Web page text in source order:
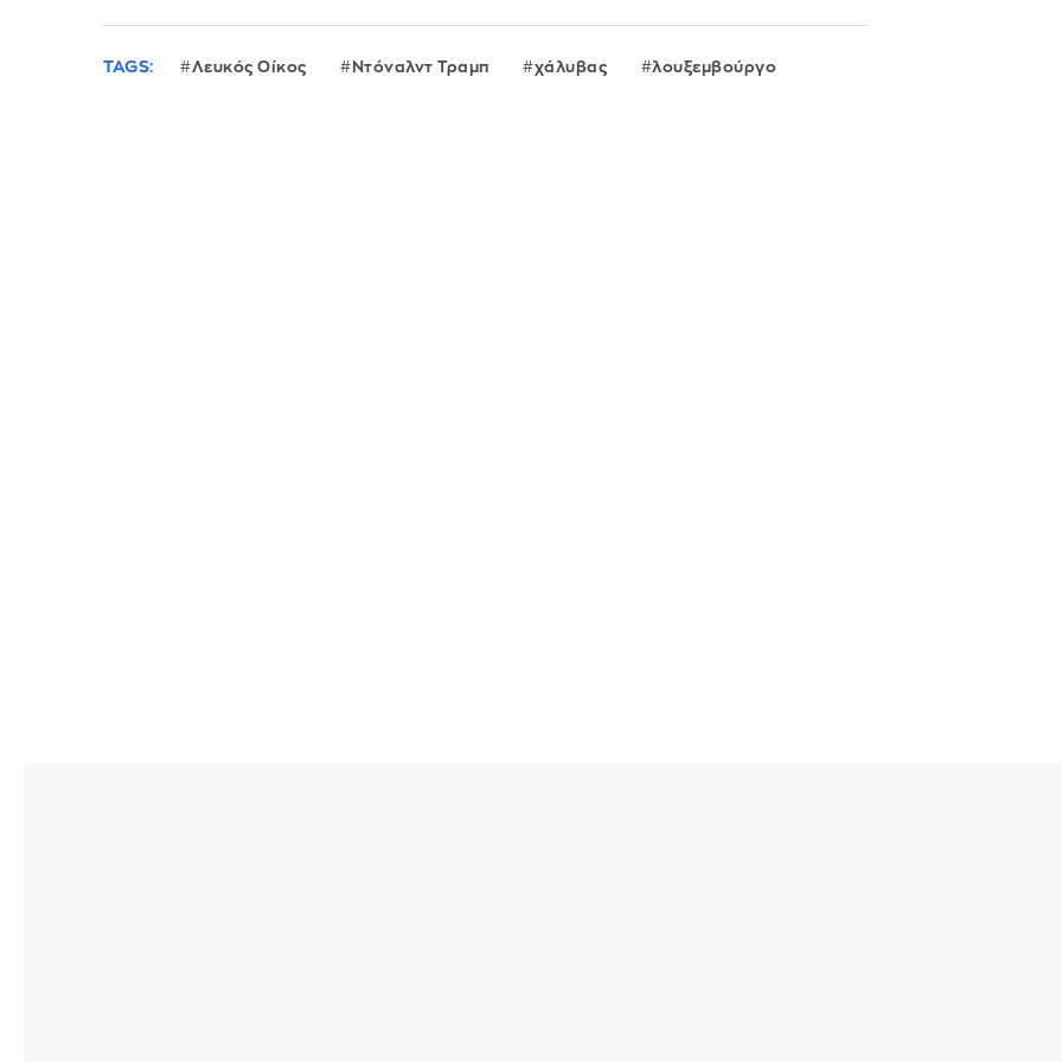
TAGS: Λευκός Οίκος Ντόναλντ Τραμπ χάλυβας λουξεμβούργο